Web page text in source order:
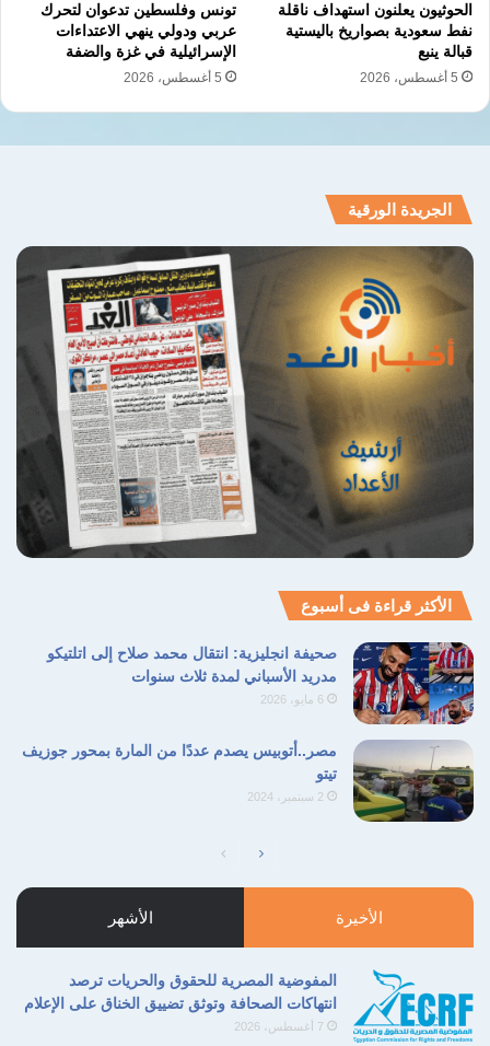
الحوثيون يعلنون استهداف ناقلة
نفط سعودية بصواريخ باليستية
قبالة ينبع
5 أغسطس، 2026
تونس وفلسطين تدعوان لتحرك
عربي ودولي ينهي الاعتداءات
الإسرائيلية في غزة والضفة
5 أغسطس، 2026
الجريدة الورقية
الأكثر قراءة فى أسبوع
صحيفة انجليزية: انتقال محمد صلاح إلى اتلتيكو
مدريد الأسباني لمدة ثلاث سنوات
6 مايو، 2026
مصر..أتوبيس يصدم عددًا من المارة بمحور جوزيف
تيتو
2 سبتمبر، 2024
الأخيرة الأشهر
المفوضية المصرية للحقوق والحريات ترصد
انتهاكات الصحافة وتوثق تضييق الخناق على الإعلام
7 أغسطس، 2026